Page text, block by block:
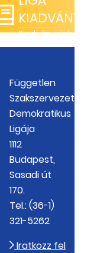
KIADVÁNYOK
Kiadványaink
Független
Szakszervezetek
Demokratikus
Ligája
1112
Budapest,
Sasadi út
170.
Tel.: (36-1)
321-5262
Iratkozz fel